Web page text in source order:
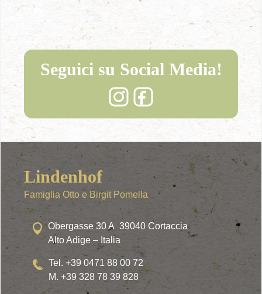
Seguici su Social Media!
Lindenhof
Famiglia Otto e Birgit Pomella
Obergasse 30 A 39040 Cortaccia
Alto Adige – Italia
Tel. +39 0471 88 00 72
M. +39 328 78 39 828